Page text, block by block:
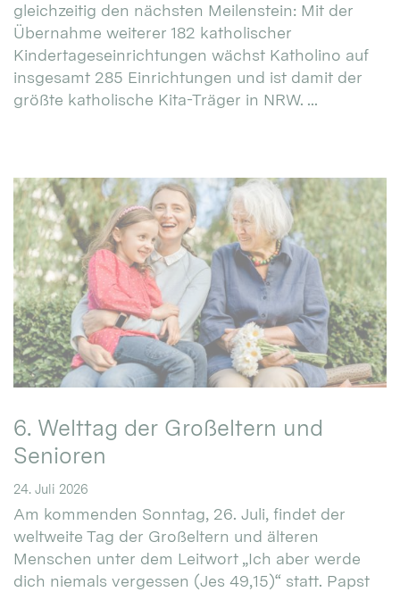
gleichzeitig den nächsten Meilenstein: Mit der
Übernahme weiterer 182 katholischer
Kindertageseinrichtungen wächst Katholino auf
insgesamt 285 Einrichtungen und ist damit der
größte katholische Kita-Träger in NRW. ...
6. Welttag der Großeltern und
Senioren
24. Juli 2026
Am kommenden Sonntag, 26. Juli, findet der
weltweite Tag der Großeltern und älteren
Menschen unter dem Leitwort „Ich aber werde
dich niemals vergessen (Jes 49,15)“ statt. Papst